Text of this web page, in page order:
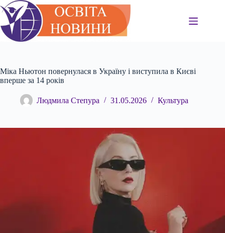
Перейти
до
вмісту
Міка Ньютон повернулася в Україну і виступила в Києві
вперше за 14 років
Людмила Степура 31.05.2026 Культура